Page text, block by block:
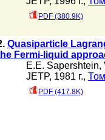
PDF (380.9K)
Quasiparticle
Fermi-liquid
E.E. Sapershtein,
JETP, 1981 г.,
PDF (417.8K)